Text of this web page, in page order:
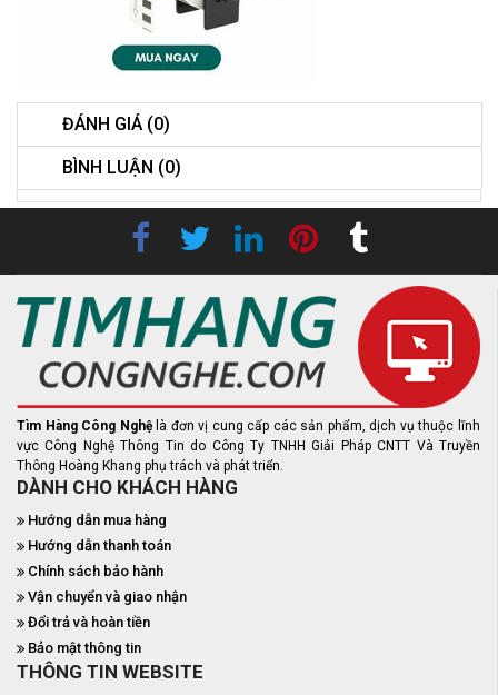
ĐÁNH GIÁ (0)
BÌNH LUẬN (0)
Tìm Hàng Công Nghệ là đơn vị cung cấp các sản phẩm, dịch vụ thuộc lĩnh
vực Công Nghệ Thông Tin do Công Ty TNHH Giải Pháp CNTT Và Truyền
Thông Hoàng Khang phụ trách và phát triển.
DÀNH CHO KHÁCH HÀNG
Hướng dẫn mua hàng
Hướng dẫn thanh toán
Chính sách bảo hành
Vận chuyển và giao nhận
Đổi trả và hoàn tiền
Bảo mật thông tin
THÔNG TIN WEBSITE